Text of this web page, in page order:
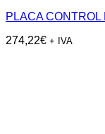
PLACA
274,22€ + IVA